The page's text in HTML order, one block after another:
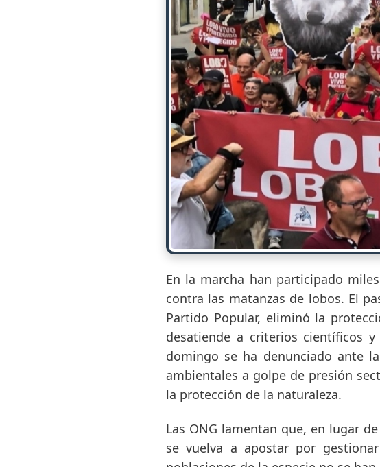
En la marcha han participado
contra las matanzas de lobos. El
Partido Popular, eliminó la
desatiende a criterios científicos
domingo se ha denunciado ante
ambientales a golpe de presión
la protección de la naturaleza.
Las ONG lamentan que, en lugar
se vuelva a apostar por